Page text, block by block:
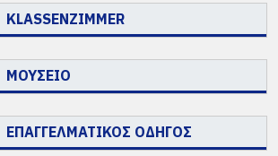
KLASSENZIMMER
ΜΟΥΣΕΙΟ
ΕΠΑΓΓΕΛΜΑΤΙΚΟΣ ΟΔΗΓΟΣ